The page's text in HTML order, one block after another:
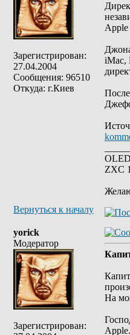
Зарегистрирован:
27.04.2004
Сообщения: 96510
Откуда: г.Киев
Apple
iMac,
ZXC
Вернуться к началу
yorick
Модератор
Зарегистрирован:
На